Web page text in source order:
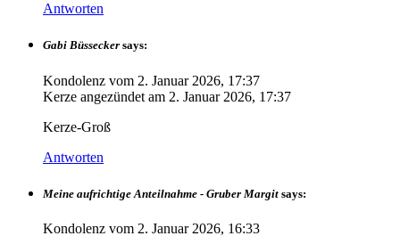
Antworten
Gabi Büssecker says:
Kondolenz vom 2. Januar 2026, 17:37
Kerze angezündet am 2. Januar 2026, 17:37
Kerze-Groß
Antworten
Meine aufrichtige Anteilnahme - Gruber Margit says:
Kondolenz vom 2. Januar 2026, 16:33